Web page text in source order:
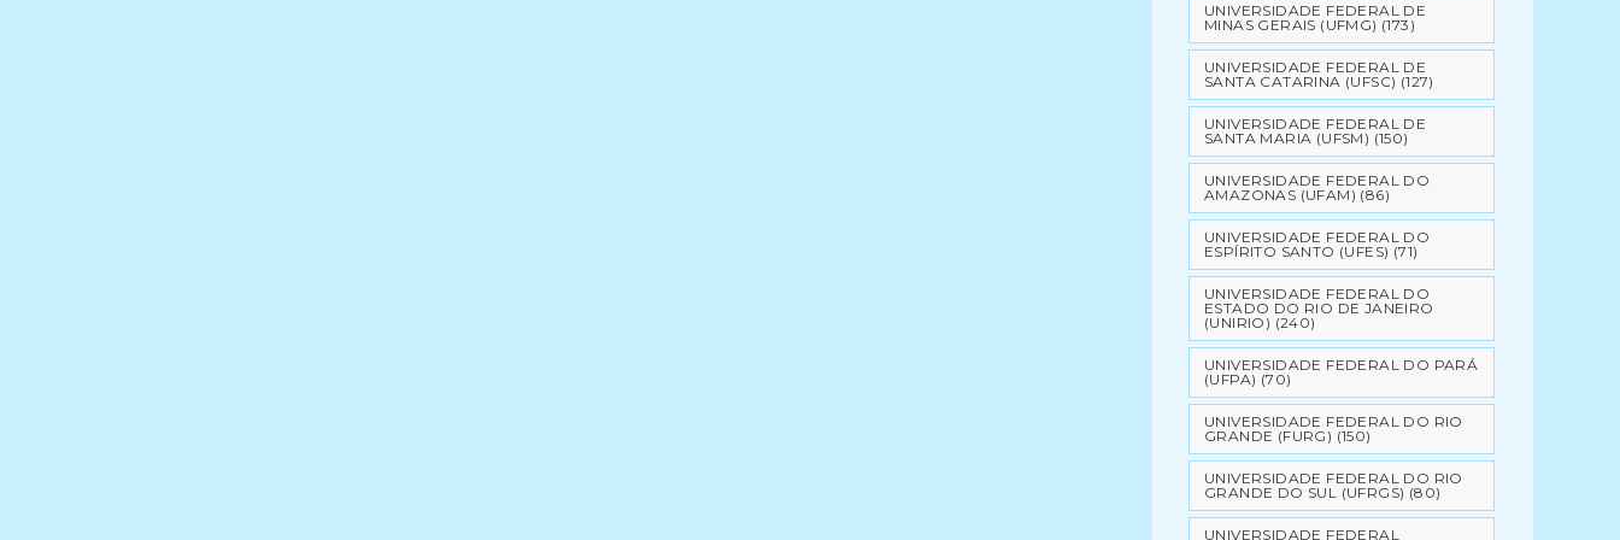
UNIVERSIDADE FEDERAL DE
MINAS GERAIS (UFMG) (173)
UNIVERSIDADE FEDERAL DE
SANTA CATARINA (UFSC) (127)
UNIVERSIDADE FEDERAL DE
SANTA MARIA (UFSM) (150)
UNIVERSIDADE FEDERAL DO
AMAZONAS (UFAM) (86)
UNIVERSIDADE FEDERAL DO
ESPÍRITO SANTO (UFES) (71)
UNIVERSIDADE FEDERAL DO
ESTADO DO RIO DE JANEIRO
(UNIRIO) (240)
UNIVERSIDADE FEDERAL DO PARÁ
(UFPA) (70)
UNIVERSIDADE FEDERAL DO RIO
GRANDE (FURG) (150)
UNIVERSIDADE FEDERAL DO RIO
GRANDE DO SUL (UFRGS) (80)
UNIVERSIDADE FEDERAL